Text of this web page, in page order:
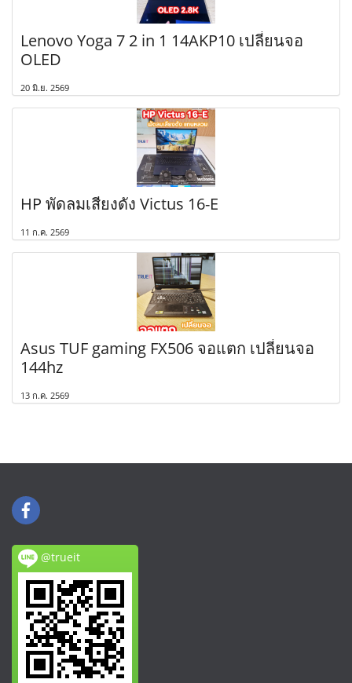
Lenovo Yoga 7 2 in 1 14AKP10 เปลี่ยนจอ
OLED
20 มิ.ย. 2569
HP พัดลมเสียงดัง Victus 16-E
11 ก.ค. 2569
Asus TUF gaming FX506 จอแตก เปลี่ยนจอ
144hz
13 ก.ค. 2569
@trueit